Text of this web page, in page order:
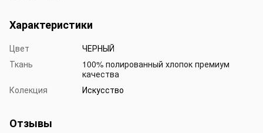
Характеристики
Цвет
ЧЕРНЫЙ
Ткань
100% полированный хлопок премиум
качества
Колекция
Искусство
Отзывы